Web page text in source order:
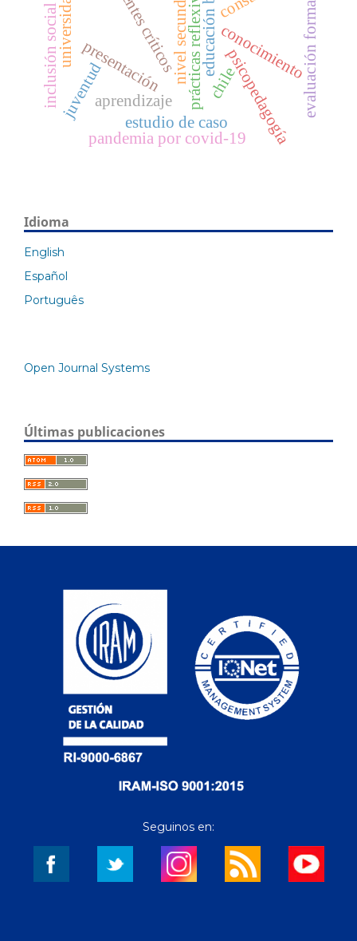
presentación prácticas reflexivas
nivel secundario
aprendizaje
conocimiento
universidad
psicopedagogía
estudio de caso
pandemia por covid-19
chile
inclusión social juventud evaluación formativa
Idioma
English
Español
Português
Open Journal Systems
Últimas publicaciones
Seguinos en: